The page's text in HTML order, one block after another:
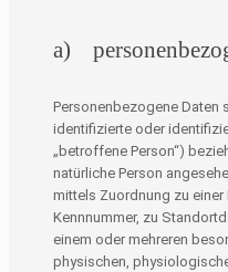
a)
Personenbezogene Daten
identifizierte oder
„betroffene Person“)
natürliche Person
mittels Zuordnung zu einer
Kennnummer, zu
einem oder mehreren
physischen,